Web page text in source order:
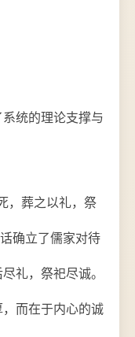
统的理论支撑与
，葬之以礼，祭
确立了儒家对待
礼，祭祀尽诚。
而在于内心的诚